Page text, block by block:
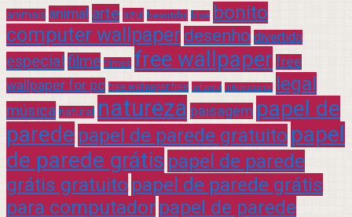
animais animal arte azul beautiful blue bonito
computer wallpaper desenho divertido
especial filme filmes free wallpaper free
wallpaper for pc free wallpaper free infantil interessante legal
música natural natureza paisagem papel de
parede papel de parede gratuito papel
de parede grátis papel de parede
grátis gratuito papel de parede grátis
para computador papel de parede